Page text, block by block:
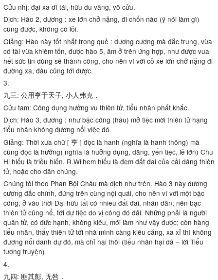
Cửu nhị: đại xa dĩ tái, hữu du vãng, vô cửu.
Dịch: Hào 2, dương : xe lớn chở nặng, đi chốn nào (ý nói làm gì)
cũng được, không có lỗi.
Giảng: Hào này tốt nhất trong quẻ : dương cương mà đắc trung, vừa
có tài vừa khiêm tốn, được hào 5, âm ở trên ứng hợp, như được vua
hết sức tin dùng sẽ thành công, cho nên ví với cỗ xe lớn chở nặng đi
đường xa, đâu cũng tới được.
3.
九三: 公用亨于天子, 小人弗克．
Cửu tam: Công dụng hưởng vu thiên tử, tiểu nhân phất khắc.
Dịch: Hào 3, dương : như bậc công (hầu) mở tiệc mời thiên tử hạng
tiểu nhân không đương nổi việc đó.
Giảng: Thời xưa chữ [ 亨 ] đọc là hanh (nghĩa là hanh thông) mà
cũng đọc là hưởng) nghĩa là hưởng dụng, dâng, yến tiệc, lễ lớn) Chu
Hi hiểu là triều hiến. R.Wilhem hiểu là đem đất đai của cải dâng thiên
tử, hoặc cho dân chúng.
Chúng tôi theo Phan Bội Châu mà dịch như trên. Hào 3 này dương
cương đắc chính, đứng trên cùng nội quái, cho nên ví với một bậc
công; ở vào thời Đại hữu tất có nhiều đất đai, nhân dân; nên bậc
thiên tử cũng nể, tới dự tiệc do vị công đó đãi. Những phải là người
quân tử, có đức hạnh, không kiêu, mới làm như vậy được; còn hàng
tiểu nhân, thấy thiên tử tới nhà mình càng kiêu căng, xa xỉ thì không
đương nổi danh dự đó, mà chỉ hại thôi (tiểu nhân hại dã – lời Tiểu
tượng truyện)
4.
九四: 匪其彭, 无咎．